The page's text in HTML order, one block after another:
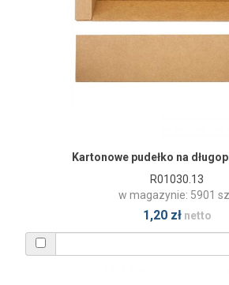
Kartonowe pudełko na
R01030.13
w magazynie: 5901
1,20 złnetto